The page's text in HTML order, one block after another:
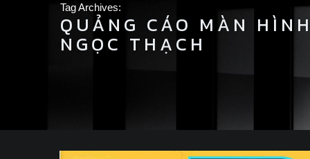
Tag Archives:
QUẢNG CÁO MÀN
NGỌC THẠCH